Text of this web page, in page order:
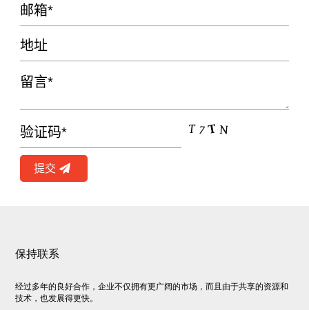
提交
保持联系
经过多年的良好合作，企业不仅拥有更广阔的市场，而且由于共享的资源和
技术，也发展得更快。